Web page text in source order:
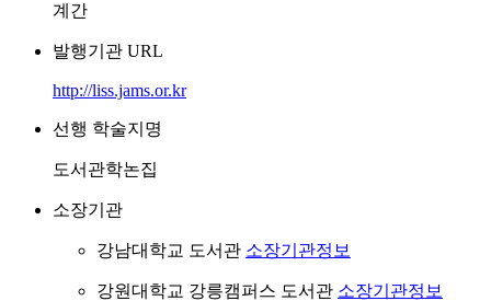
계간
발행기관 URL
http://liss.jams.or.kr
선행 학술지명
도서관학논집
소장기관
강남대학교 도서관 소장기관정보
강원대학교 강릉캠퍼스 도서관 소장기관정보